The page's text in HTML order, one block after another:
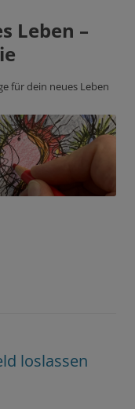
Leben –
für dein neues Leben
loslassen